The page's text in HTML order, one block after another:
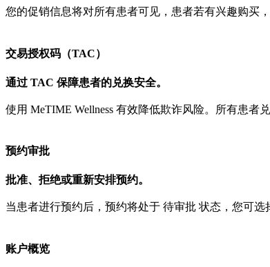
您的促销信息将对所有患者可见，患者若有兴趣购买
交易授权码（TAC）
通过 TAC 保障患者的兑换安全。
使用 MeTIME Wellness 有效降低欺诈风险。所有患
预约审批
批准、拒绝或重新安排预约。
当患者进行预约后，预约将处于 待审批 状态，您可选
账户概览